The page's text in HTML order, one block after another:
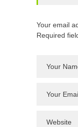
Your email
Required